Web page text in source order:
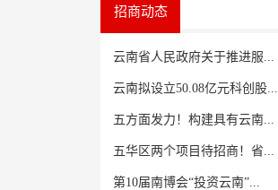
招商动态
云南省人民政府关于推进服...
云南拟设立50.08亿元科创股...
五方面发力！构建具有云南...
五华区两个项目待招商！省...
第10届南博会“投资云南”...